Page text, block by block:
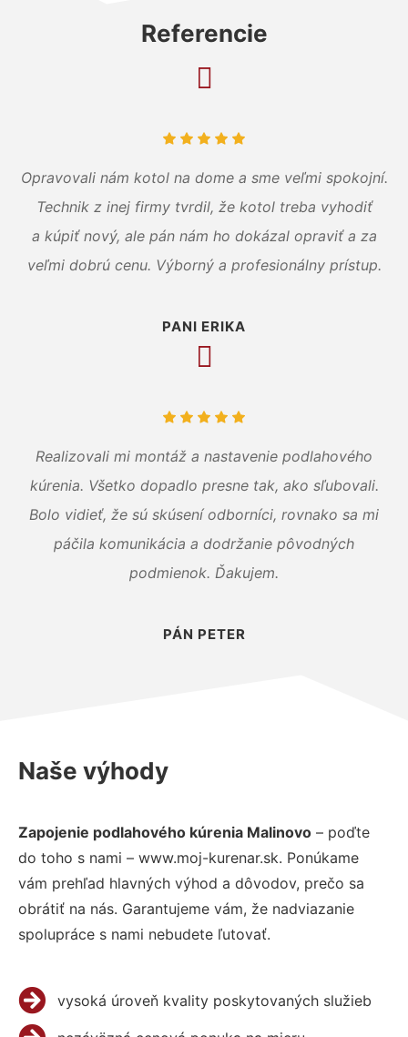
Referencie
Opravovali nám kotol na dome a sme veľmi spokojní.
Technik z inej firmy tvrdil, že kotol treba vyhodiť
a kúpiť nový, ale pán nám ho dokázal opraviť a za
veľmi dobrú cenu. Výborný a profesionálny prístup.
PANI ERIKA
Realizovali mi montáž a nastavenie podlahového
kúrenia. Všetko dopadlo presne tak, ako sľubovali.
Bolo vidieť, že sú skúsení odborníci, rovnako sa mi
páčila komunikácia a dodržanie pôvodných
podmienok. Ďakujem.
PÁN PETER
Naše výhody
Zapojenie podlahového kúrenia Malinovo – poďte
do toho s nami – www.moj-kurenar.sk. Ponúkame
vám prehľad hlavných výhod a dôvodov, prečo sa
obrátiť na nás. Garantujeme vám, že nadviazanie
spolupráce s nami nebudete ľutovať.
vysoká úroveň kvality poskytovaných služieb